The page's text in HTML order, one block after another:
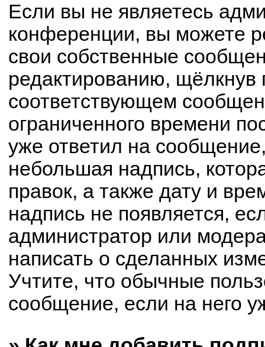
Если вы не являетесь
конференции, вы можете
свои собственные
редактированию, щёлкнув
соответствующем
ограниченного времени
уже ответил на
небольшая надпись,
правок, а также дату и
надпись не появляется,
администратор или
написать о сделанных
Учтите, что обычные
сообщение, если на него